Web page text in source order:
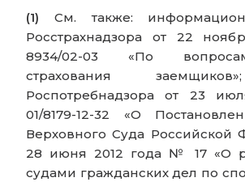
(1) См. также:
Росстрахнадзора от 22
8934/02-03 «По
страхования
Роспотребнадзора от 23
01/8179-12-32 «О
Верховного Суда Российской
28 июня 2012 года № 17 «О
судами гражданских дел по